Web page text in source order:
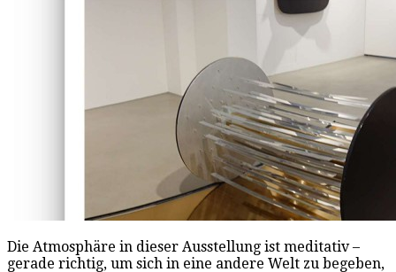
Die Atmosphäre in dieser Ausstellung ist meditativ –
gerade richtig, um sich in eine andere Welt zu begeben,